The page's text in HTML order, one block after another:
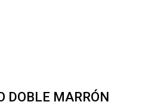
DOBLE MARRÓN